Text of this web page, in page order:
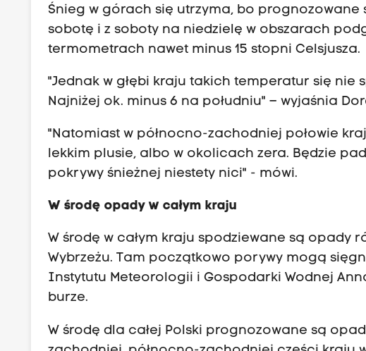
Śnieg w górach się utrzyma, bo prognozowane
sobotę i z soboty na niedzielę w obszarach
termometrach nawet minus 15 stopni Celsjusza.
"Jednak w głębi kraju takich temperatur się nie
Najniżej ok. minus 6 na południu" – wyjaśnia
"Natomiast w północno-zachodniej połowie
lekkim plusie, albo w okolicach zera. Będzie
pokrywy śnieżnej niestety nici" - mówi.
W środę opady w całym kraju
W środę w całym kraju spodziewane są opady
Wybrzeżu. Tam początkowo porywy mogą
Instytutu Meteorologii i Gospodarki Wodnej
burze.
W środę dla całej Polski prognozowane są